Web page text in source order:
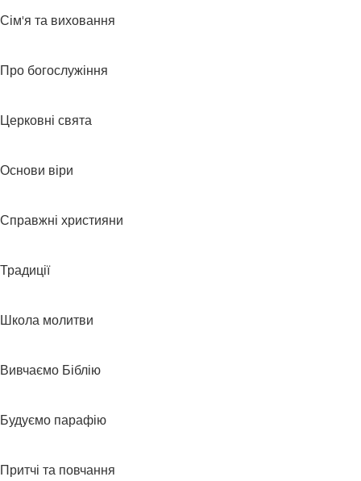
Сім'я та виховання
Про богослужіння
Церковні свята
Основи віри
Справжні християни
Традиції
Школа молитви
Вивчаємо Біблію
Будуємо парафію
Притчі та повчання